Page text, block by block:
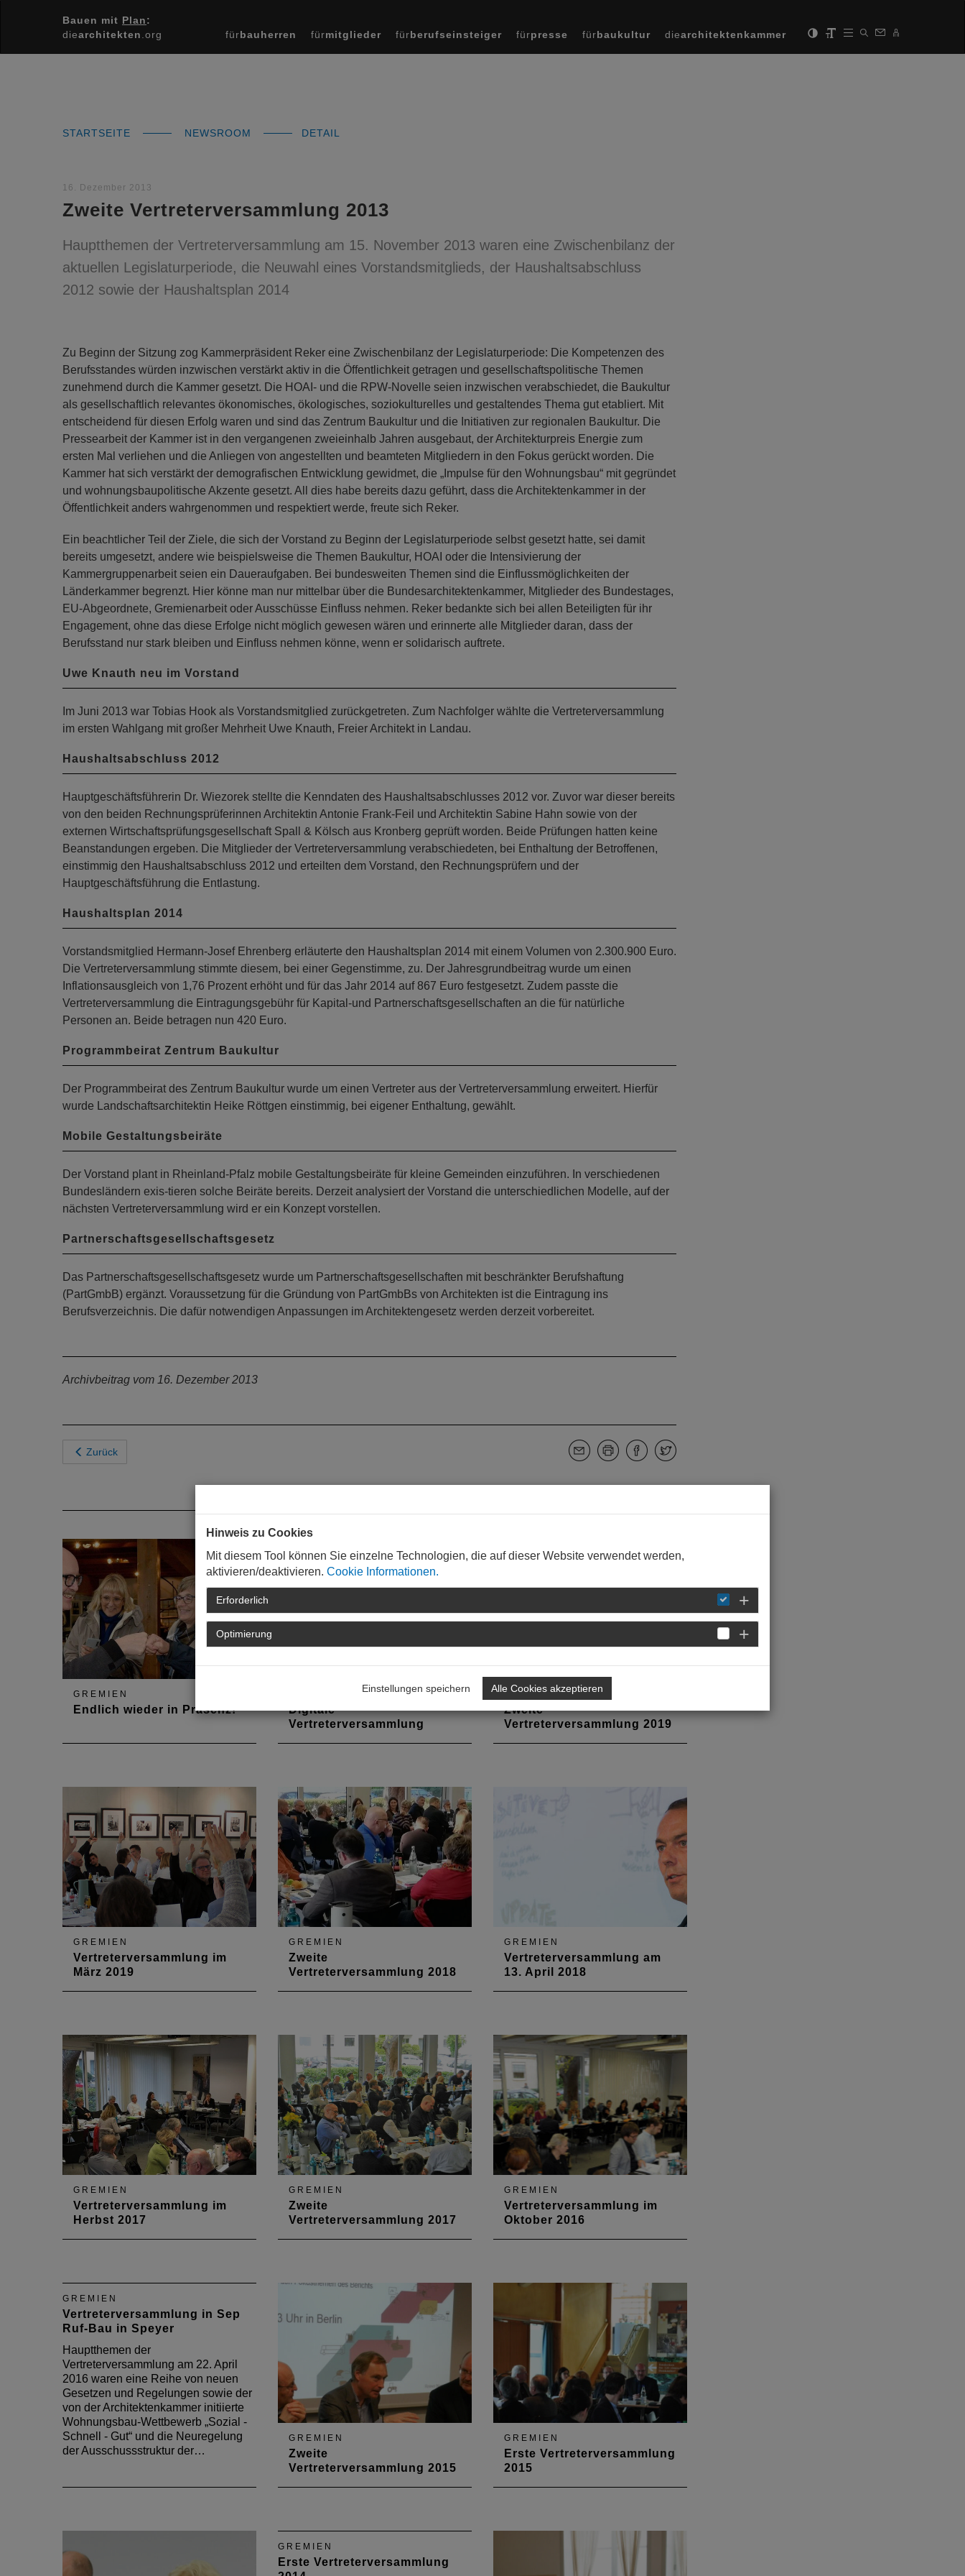
Bauen mit Plan:
diearchitekten .org fürbauherren fürmitglieder fürberufseinsteiger fürpresse fürbaukultur diearchitektenkammer
STARTSEITE NEWSROOM DETAIL
16. Dezember 2013
Zweite Vertreterversammlung 2013
Hauptthemen der Vertreterversammlung am 15. November 2013 waren eine Zwischenbilanz der
aktuellen Legislaturperiode, die Neuwahl eines Vorstandsmitglieds, der Haushaltsabschluss
2012 sowie der Haushaltsplan 2014
Zu Beginn der Sitzung zog Kammerpräsident Reker eine Zwischenbilanz der Legislaturperiode: Die Kompetenzen des
Berufsstandes würden inzwischen verstärkt aktiv in die Öffentlichkeit getragen und gesellschaftspolitische Themen
zunehmend durch die Kammer gesetzt. Die HOAI- und die RPW-Novelle seien inzwischen verabschiedet, die Baukultur
als gesellschaftlich relevantes ökonomisches, ökologisches, soziokulturelles und gestaltendes Thema gut etabliert. Mit
entscheidend für diesen Erfolg waren und sind das Zentrum Baukultur und die Initiativen zur regionalen Baukultur. Die
Pressearbeit der Kammer ist in den vergangenen zweieinhalb Jahren ausgebaut, der Architekturpreis Energie zum
ersten Mal verliehen und die Anliegen von angestellten und beamteten Mitgliedern in den Fokus gerückt worden. Die
Kammer hat sich verstärkt der demografischen Entwicklung gewidmet, die „Impulse für den Wohnungsbau“ mit gegründet
und wohnungsbaupolitische Akzente gesetzt. All dies habe bereits dazu geführt, dass die Architektenkammer in der
Öffentlichkeit anders wahrgenommen und respektiert werde, freute sich Reker.
Ein beachtlicher Teil der Ziele, die sich der Vorstand zu Beginn der Legislaturperiode selbst gesetzt hatte, sei damit
bereits umgesetzt, andere wie beispielsweise die Themen Baukultur, HOAI oder die Intensivierung der
Kammergruppenarbeit seien ein Daueraufgaben. Bei bundesweiten Themen sind die Einflussmöglichkeiten der
Länderkammer begrenzt. Hier könne man nur mittelbar über die Bundesarchitektenkammer, Mitglieder des Bundestages,
EU-Abgeordnete, Gremienarbeit oder Ausschüsse Einfluss nehmen. Reker bedankte sich bei allen Beteiligten für ihr
Engagement, ohne das diese Erfolge nicht möglich gewesen wären und erinnerte alle Mitglieder daran, dass der
Berufsstand nur stark bleiben und Einfluss nehmen könne, wenn er solidarisch auftrete.
Uwe Knauth neu im Vorstand
Im Juni 2013 war Tobias Hook als Vorstandsmitglied zurückgetreten. Zum Nachfolger wählte die Vertreterversammlung
im ersten Wahlgang mit großer Mehrheit Uwe Knauth, Freier Architekt in Landau.
Haushaltsabschluss 2012
Hauptgeschäftsführerin Dr. Wiezorek stellte die Kenndaten des Haushaltsabschlusses 2012 vor. Zuvor war dieser bereits
von den beiden Rechnungsprüferinnen Architektin Antonie Frank-Feil und Architektin Sabine Hahn sowie von der
externen Wirtschaftsprüfungsgesellschaft Spall & Kölsch aus Kronberg geprüft worden. Beide Prüfungen hatten keine
Beanstandungen ergeben. Die Mitglieder der Vertreterversammlung verabschiedeten, bei Enthaltung der Betroffenen,
einstimmig den Haushaltsabschluss 2012 und erteilten dem Vorstand, den Rechnungsprüfern und der
Hauptgeschäftsführung die Entlastung.
Haushaltsplan 2014
Vorstandsmitglied Hermann-Josef Ehrenberg erläuterte den Haushaltsplan 2014 mit einem Volumen von 2.300.900 Euro.
Die Vertreterversammlung stimmte diesem, bei einer Gegenstimme, zu. Der Jahresgrundbeitrag wurde um einen
Inflationsausgleich von 1,76 Prozent erhöht und für das Jahr 2014 auf 867 Euro festgesetzt. Zudem passte die
Vertreterversammlung die Eintragungsgebühr für Kapital-und Partnerschaftsgesellschaften an die für natürliche
Personen an. Beide betragen nun 420 Euro.
Programmbeirat Zentrum Baukultur
Der Programmbeirat des Zentrum Baukultur wurde um einen Vertreter aus der Vertreterversammlung erweitert. Hierfür
wurde Landschaftsarchitektin Heike Röttgen einstimmig, bei eigener Enthaltung, gewählt.
Mobile Gestaltungsbeiräte
Der Vorstand plant in Rheinland-Pfalz mobile Gestaltungsbeiräte für kleine Gemeinden einzuführen. In verschiedenen
Bundesländern exis-tieren solche Beiräte bereits. Derzeit analysiert der Vorstand die unterschiedlichen Modelle, auf der
nächsten Vertreterversammlung wird er ein Konzept vorstellen.
Partnerschaftsgesellschaftsgesetz
Das Partnerschaftsgesellschaftsgesetz wurde um Partnerschaftsgesellschaften mit beschränkter Berufshaftung
(PartGmbB) ergänzt. Voraussetzung für die Gründung von PartGmbBs von Architekten ist die Eintragung ins
Berufsverzeichnis. Die dafür notwendigen Anpassungen im Architektengesetz werden derzeit vorbereitet.
Archivbeitrag vom 16. Dezember 2013
Zurück
GREMIEN
Endlich wieder in Präsenz!
Laubenheimer Höhe statt. Sie
nahm den Haushalt und die
Flutkatastrophe im Ahrtal in den
Blick
Digitale
Vertreterversammlung
GREMIEN
Zweite
Vertreterversammlung 2019
GREMIEN
Vertreterversammlung im
März 2019
Kulturzentrum "Goldener Engel"
in Baumholder. Im Mittelpunkt
standen die Themen
Fachkräftebedarf,
Juniormitgliedschaft und
Onlinewahlen.
GREMIEN
Zweite
Vertreterversammlung 2018
sowie den Haushaltsabschluss
2017 genehmigt. Zudem gab es
einen Gastvortrag zum Thema
„Digitale
Baugenehmigungsverfahren“.
GREMIEN
Vertreterversammlung am
13. April 2018
eingeladen. Der
Hauptgeschäftsführer der
Architektenkammer Nordrhein-
Westfalen sprach sich für das
Modell „GeneralistPlus“ aus
GREMIEN
Vertreterversammlung im
Herbst 2017
Ergebnisse der ersten
Arbeitsgruppen und die Wahl
Herbert Hofers in den Vorstand.
GREMIEN
Zweite
Vertreterversammlung 2017
erste berufspolitische Themen für
die Legislaturperiode
zusammengetragen. Bei der
zweiten Sitzung am 28. April
stand nun die Besetzung der
entsprechenden
Arbeitsgruppen…
GREMIEN
Vertreterversammlung im
Oktober 2016
Hauptthemen waren der
die Haushaltsplanung 2017
sowie ein Resümee der
Zusammenarbeit in den
vergangenen fünf Jahren.
GREMIEN
Vertreterversammlung in Sep
Ruf-Bau in Speyer
Hauptthemen der
Vertreterversammlung am 22. April
2016 waren eine Reihe von neuen
Gesetzen und Regelungen sowie der
von der Architektenkammer initiierte
Wohnungsbau-Wettbewerb „Sozial -
Schnell - Gut“ und die Neuregelung
der Ausschussstruktur der…
GREMIEN
Zweite
Vertreterversammlung 2015
und der Kammer sowie der
GREMIEN
Erste Vertreterversammlung
2015
Belginum in Morbach-Wederath
Eindruck vom zukünftigen
GREMIEN
Erste Vertreterversammlung
Hinweis zu Cookies
Mit diesem Tool können Sie einzelne Technologien, die auf dieser Website verwendet werden,
aktivieren/deaktivieren. Cookie Informationen.
Erforderlich
Optimierung
Einstellungen speichern Alle Cookies akzeptieren